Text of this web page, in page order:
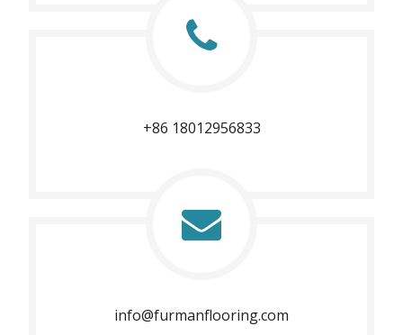
+86 18012956833​​​​​​​
info@furmanflooring.com​​​​​​​